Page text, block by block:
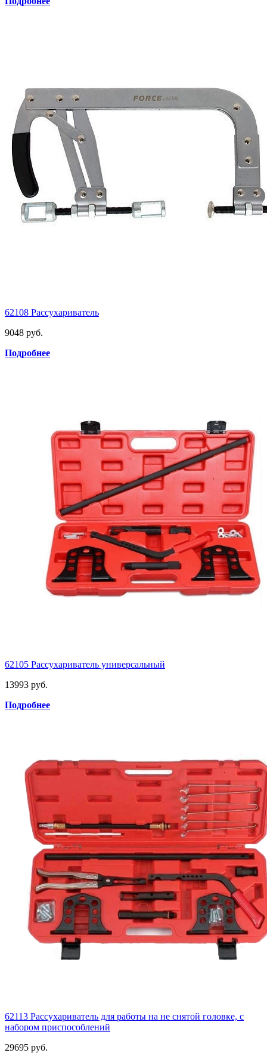
62108 Рассухариватель
9048 руб.
Подробнее
62105 Рассухариватель универсальный
13993 руб.
Подробнее
62113 Рассухариватель для работы на не снятой головке, с
набором приспособлений
29695 руб.